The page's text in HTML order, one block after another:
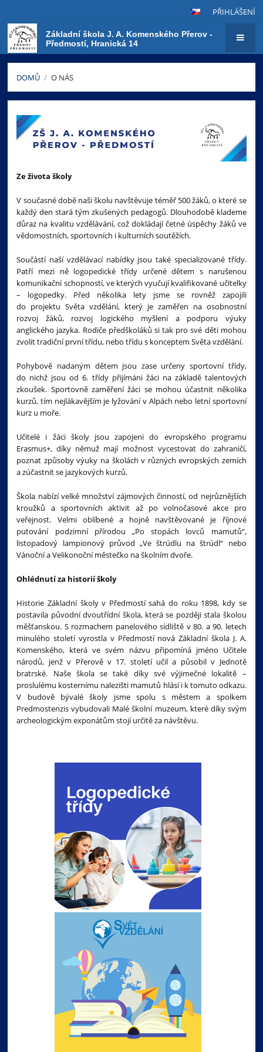
PŘIHLÁŠENÍ
Základní škola J. A. Komenského Přerov -
Předmostí, Hranická 14
DOMŮ / O NÁS
nás
Ze života školy
V současné době naši školu navštěvuje téměř 500 žáků, o které se
každý den stará tým zkušených pedagogů. Dlouhodobě klademe
důraz na kvalitu vzdělávání, což dokládají četné úspěchy žáků ve
vědomostních, sportovních i kulturních soutěžích.
Součástí naší vzdělávací nabídky jsou také specializované třídy.
Patří mezi ně logopedické třídy určené dětem s narušenou
komunikační schopností, ve kterých vyučují kvalifikované učitelky
– logopedky. Před několika lety jsme se rovněž zapojili
do projektu Světa vzdělání, který je zaměřen na osobnostní
rozvoj žáků, rozvoj logického myšlení a podporu výuky
anglického jazyka. Rodiče předškoláků si tak pro své děti mohou
zvolit tradiční první třídu, nebo třídu s konceptem Světa vzdělání.
Pohybově nadaným dětem jsou zase určeny sportovní třídy,
do nichž jsou od 6. třídy přijímáni žáci na základě talentových
zkoušek. Sportovně zaměření žáci se mohou účastnit několika
kurzů, tím nejlákavějším je lyžování v Alpách nebo letní sportovní
kurz u moře.
Učitelé i žáci školy jsou zapojeni do evropského programu
Erasmus+, díky němuž mají možnost vycestovat do zahraničí,
poznat způsoby výuky na školách v různých evropských zemích
a zúčastnit se jazykových kurzů.
Škola nabízí velké množství zájmových činností, od nejrůznějších
kroužků a sportovních aktivit až po volnočasové akce pro
veřejnost. Velmi oblíbené a hojně navštěvované je říjnové
putování podzimní přírodou „Po stopách lovců mamutů“,
listopadový lampionový průvod „Ve štrúdlu na štrúdl“ nebo
Vánoční a Velikonoční městečko na školním dvoře.
Ohlédnutí za historií školy
Historie Základní školy v Předmostí sahá do roku 1898, kdy se
postavila původní dvoutřídní škola, která se později stala školou
měšťanskou. S rozmachem panelového sídliště v 80. a 90. letech
minulého století vyrostla v Předmostí nová Základní škola J. A.
Komenského, která ve svém názvu připomíná jméno Učitele
národů, jenž v Přerově v 17. století učil a působil v Jednotě
bratrské. Naše škola se také díky své výjimečné lokalitě –
proslulému kosternímu nalezišti mamutů hlásí i k tomuto odkazu.
V budově bývalé školy jsme spolu s městem a spolkem
Predmostenzis vybudovali Malé školní muzeum, které díky svým
archeologickým exponátům stojí určitě za návštěvu.